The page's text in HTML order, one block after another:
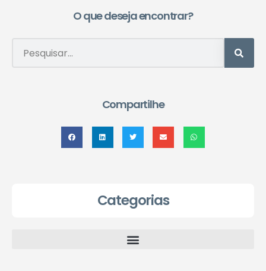
O que deseja encontrar?
Compartilhe
Categorias